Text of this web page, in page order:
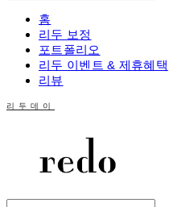
홈
리두 보정
포트폴리오
리두 이벤트 & 제휴혜택
리뷰
리두데이